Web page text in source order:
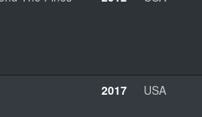
2017 USA